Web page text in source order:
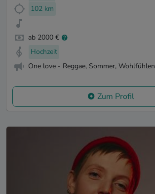
102 km
ab 2000 €
Hochzeit
One love - Reggae, Sommer, Wohlfühlen
Zum Profil